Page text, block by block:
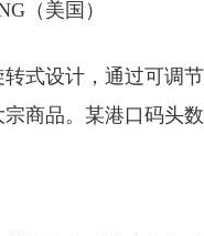
（美国）
式设计，通过可调
商品。某港口码头